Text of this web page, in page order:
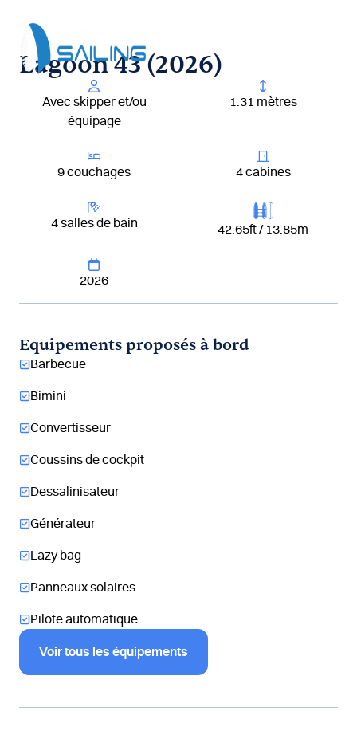
contenu
Lagoon 43 (2026)
Avec skipper et/ou
équipage
1.31 mètres
9 couchages 4 cabines
4 salles de bain 42.65ft / 13.85m
2026
Equipements proposés à bord
Barbecue
Bimini
Convertisseur
Coussins de cockpit
Dessalinisateur
Générateur
Lazy bag
Panneaux solaires
Pilote automatique
Voir tous les équipements